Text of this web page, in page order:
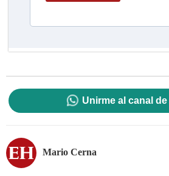
Unirme al canal
Mario Cerna